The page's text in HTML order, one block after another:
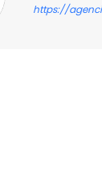
https://